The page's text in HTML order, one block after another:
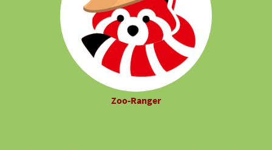
Zoo-Ranger